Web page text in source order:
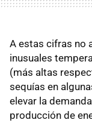
A estas cifras no
inusuales
(más altas
sequías en
elevar la
producción de